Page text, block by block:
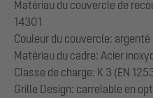
Matériau du couvercle de
14301
Couleur du couvercle: argenté
Matériau du cadre: Acier
Classe de charge: K 3 (EN
Grille Design: carrelable en